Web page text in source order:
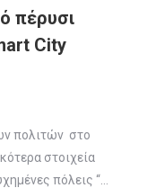
πέρυσι
City
πολιτών στο
στοιχεία
πόλεις “…